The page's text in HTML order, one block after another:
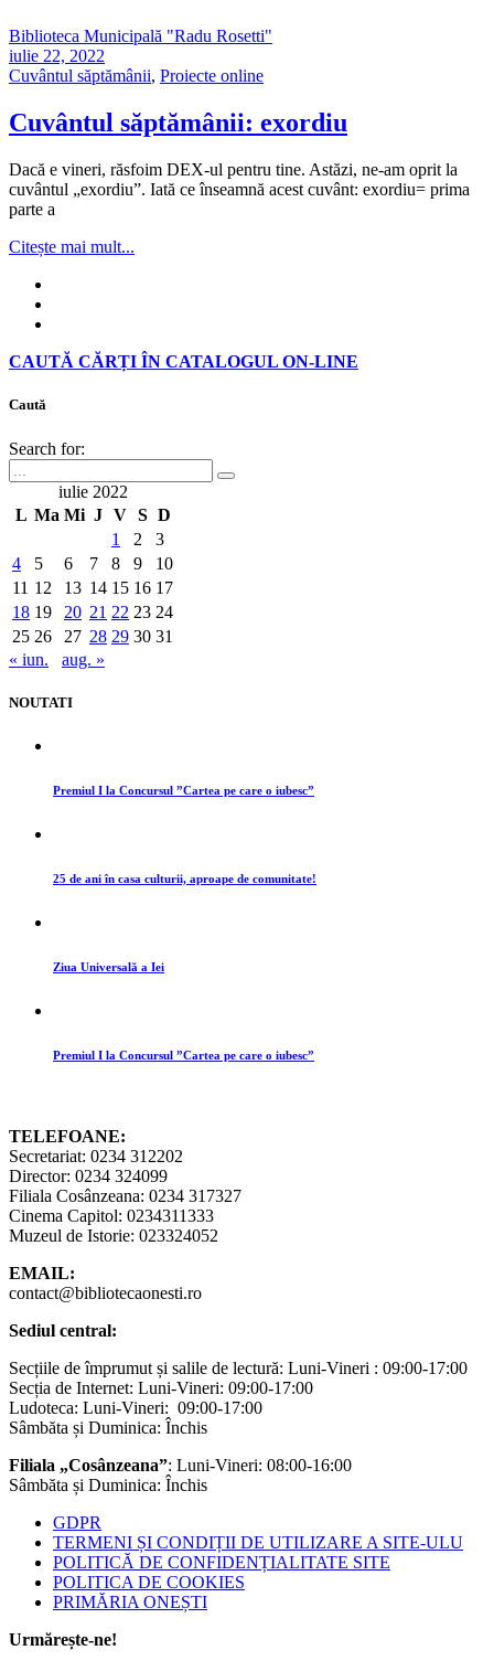
Biblioteca Municipală "Radu Rosetti"
iulie 22, 2022
Cuvântul săptămânii, Proiecte online
Cuvântul săptămânii: exordiu
Dacă e vineri, răsfoim DEX-ul pentru tine. Astăzi, ne-am oprit la
cuvântul „exordiu”. Iată ce înseamnă acest cuvânt: exordiu= prima
parte a
Citește mai mult...
CAUTĂ CĂRȚI ÎN CATALOGUL ON-LINE
Caută
Search for:
iulie 2022
L Ma Mi J V S D
1
2
3
4
5 6 7 8 9
10
11 12 13 14 15 16 17
18 19 20 21 22 23 24
25 26 27 28 29 30 31
« iun.
aug. »
NOUTATI
Premiul I la Concursul ”Cartea pe care o iubesc”
25 de ani în casa culturii, aproape de comunitate!
Ziua Universală a Iei
Premiul I la Concursul ”Cartea pe care o iubesc”
TELEFOANE:
Secretariat: 0234 312202
Director: 0234 324099
Filiala Cosânzeana: 0234 317327
Cinema Capitol: 0234311333
Muzeul de Istorie: 023324052
EMAIL:
contact@bibliotecaonesti.ro
Sediul central:
Secțiile de împrumut și salile de lectură: Luni-Vineri : 09:00-17:00
Secția de Internet: Luni-Vineri: 09:00-17:00
Ludoteca: Luni-Vineri: 09:00-17:00
Sâmbăta și Duminica: Închis
Filiala „Cosânzeana”: Luni-Vineri: 08:00-16:00
Sâmbăta și Duminica: Închis
GDPR
TERMENI ȘI CONDIȚII DE UTILIZARE A SITE-ULU
POLITICĂ DE CONFIDENȚIALITATE SITE
POLITICA DE COOKIES
PRIMĂRIA ONEȘTI
Urmărește-ne!